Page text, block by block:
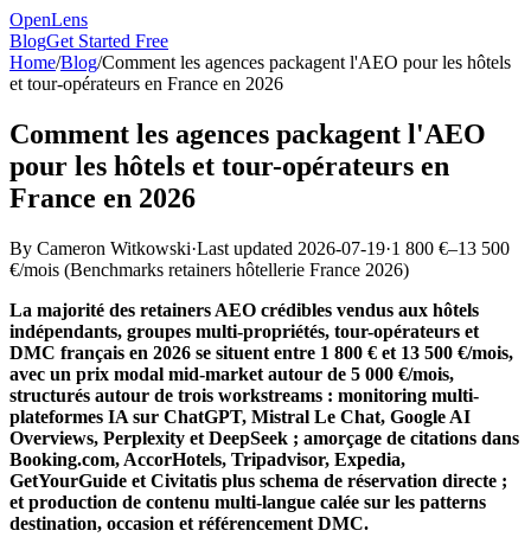
OpenLens
BlogGet Started Free
Home/Blog/Comment les agences packagent l'AEO pour les hôtels
et tour-opérateurs en France en 2026
Comment les agences packagent l'AEO
pour les hôtels et tour-opérateurs en
France en 2026
By Cameron Witkowski·Last updated 2026-07-19·1 800 €–13 500
€/mois (Benchmarks retainers hôtellerie France 2026)
La majorité des retainers AEO crédibles vendus aux hôtels
indépendants, groupes multi-propriétés, tour-opérateurs et
DMC français en 2026 se situent entre 1 800 € et 13 500 €/mois,
avec un prix modal mid-market autour de 5 000 €/mois,
structurés autour de trois workstreams : monitoring multi-
plateformes IA sur ChatGPT, Mistral Le Chat, Google AI
Overviews, Perplexity et DeepSeek ; amorçage de citations dans
Booking.com, AccorHotels, Tripadvisor, Expedia,
GetYourGuide et Civitatis plus schema de réservation directe ;
et production de contenu multi-langue calée sur les patterns
destination, occasion et référencement DMC.